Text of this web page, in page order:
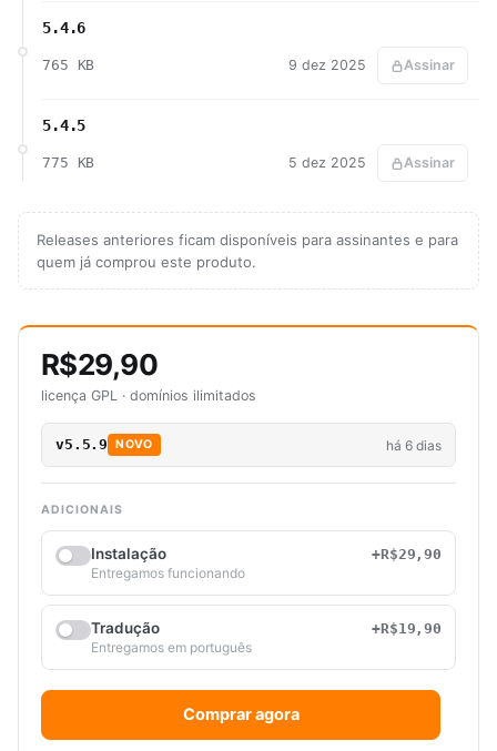
5.4.6
765 KB 9 dez 2025 Assinar
5.4.5
775 KB 5 dez 2025 Assinar
Releases anteriores ficam disponíveis para assinantes e para
quem já comprou este produto.
R$29,90
licença GPL · domínios ilimitados
v5.5.9 NOVO há 6 dias
ADICIONAIS
Instalação
+R$29,90
Entregamos funcionando
Tradução
+R$19,90
Entregamos em português
Comprar agora